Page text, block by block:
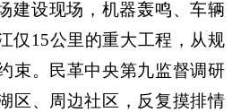
建设现场，机器轰鸣、车辆
仅15公里的重大工程，从规
束。民革中央第九监督调研
区、周边社区，反复摸排情